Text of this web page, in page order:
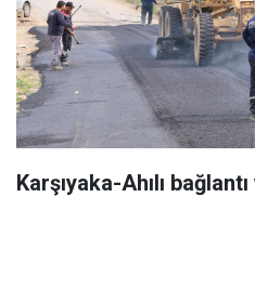
Karşıyaka-Ahılı